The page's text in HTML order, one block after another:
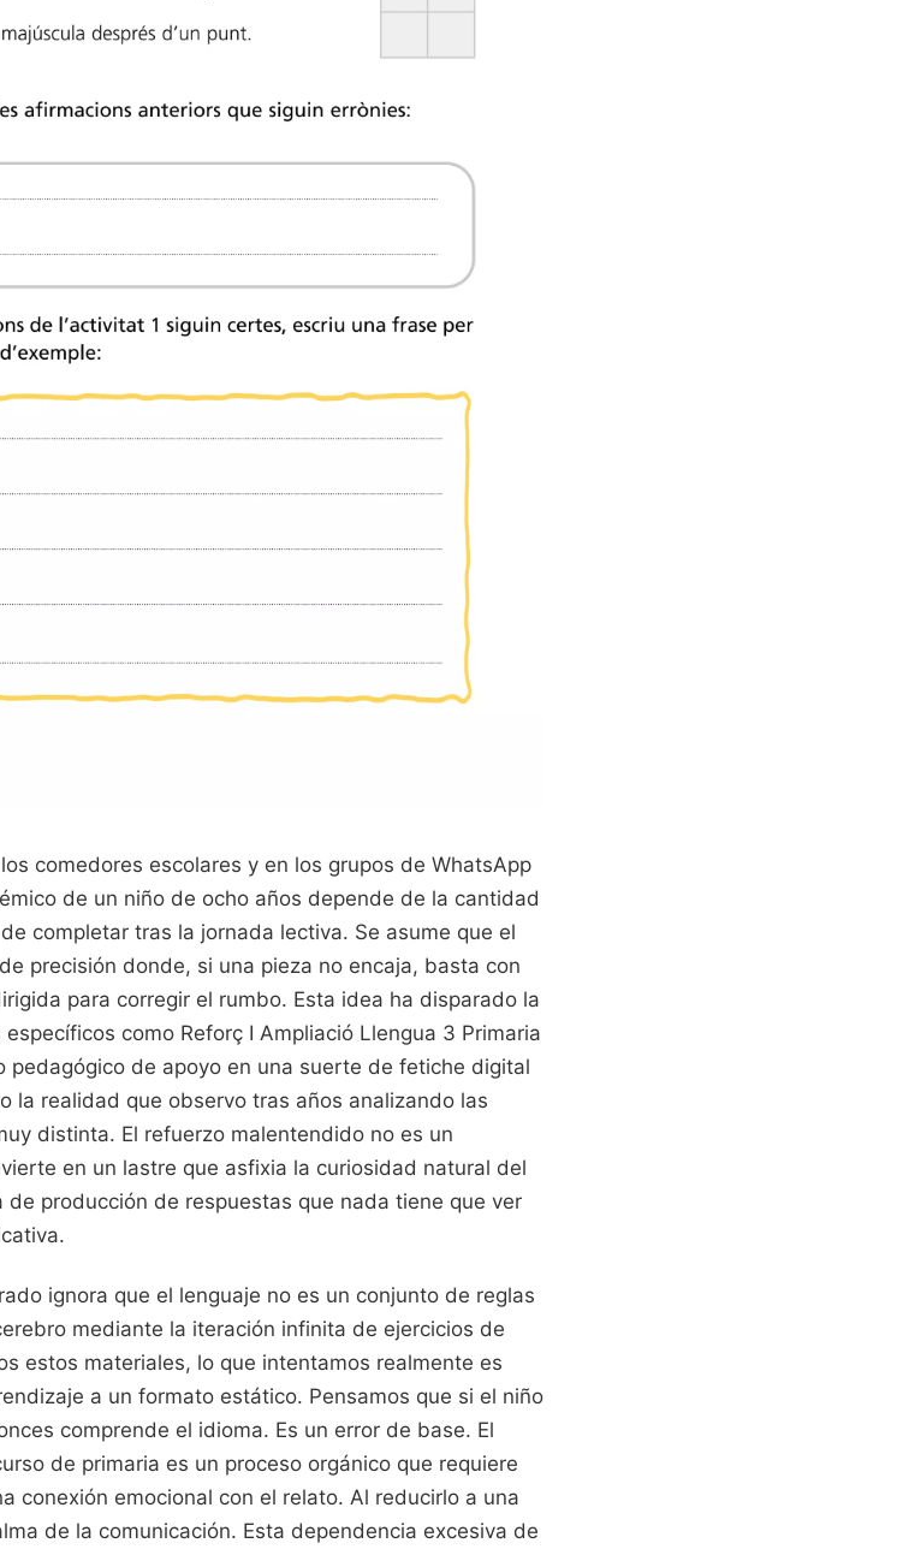
comedores escolares y en los grupos de WhatsApp
de un niño de ocho años depende de la cantidad
completar tras la jornada lectiva. Se asume que el
precisión donde, si una pieza no encaja, basta con
para corregir el rumbo. Esta idea ha disparado la
como Reforç I Ampliació Llengua 3 Primaria
pedagógico de apoyo en una suerte de fetiche digital
la realidad que observo tras años analizando las
distinta. El refuerzo malentendido no es un
en un lastre que asfixia la curiosidad natural del
de producción de respuestas que nada tiene que ver
ignora que el lenguaje no es un conjunto de reglas
mediante la iteración infinita de ejercicios de
estos materiales, lo que intentamos realmente es
a un formato estático. Pensamos que si el niño
comprende el idioma. Es un error de base. El
de primaria es un proceso orgánico que requiere
conexión emocional con el relato. Al reducirlo a una
de la comunicación. Esta dependencia excesiva de